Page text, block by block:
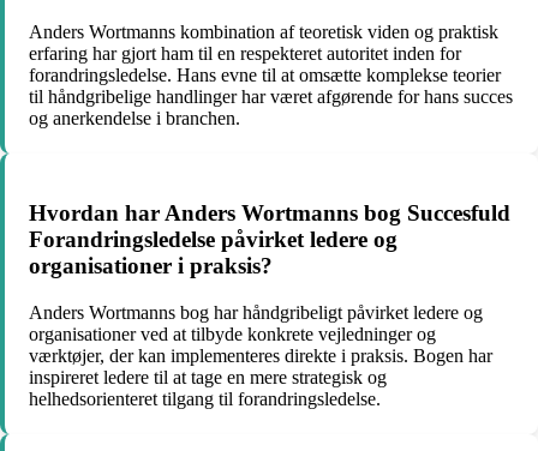
Anders Wortmanns kombination af teoretisk viden og praktisk
erfaring har gjort ham til en respekteret autoritet inden for
forandringsledelse. Hans evne til at omsætte komplekse teorier
til håndgribelige handlinger har været afgørende for hans succes
og anerkendelse i branchen.
Hvordan har Anders Wortmanns bog Succesfuld
Forandringsledelse påvirket ledere og
organisationer i praksis?
Anders Wortmanns bog har håndgribeligt påvirket ledere og
organisationer ved at tilbyde konkrete vejledninger og
værktøjer, der kan implementeres direkte i praksis. Bogen har
inspireret ledere til at tage en mere strategisk og
helhedsorienteret tilgang til forandringsledelse.